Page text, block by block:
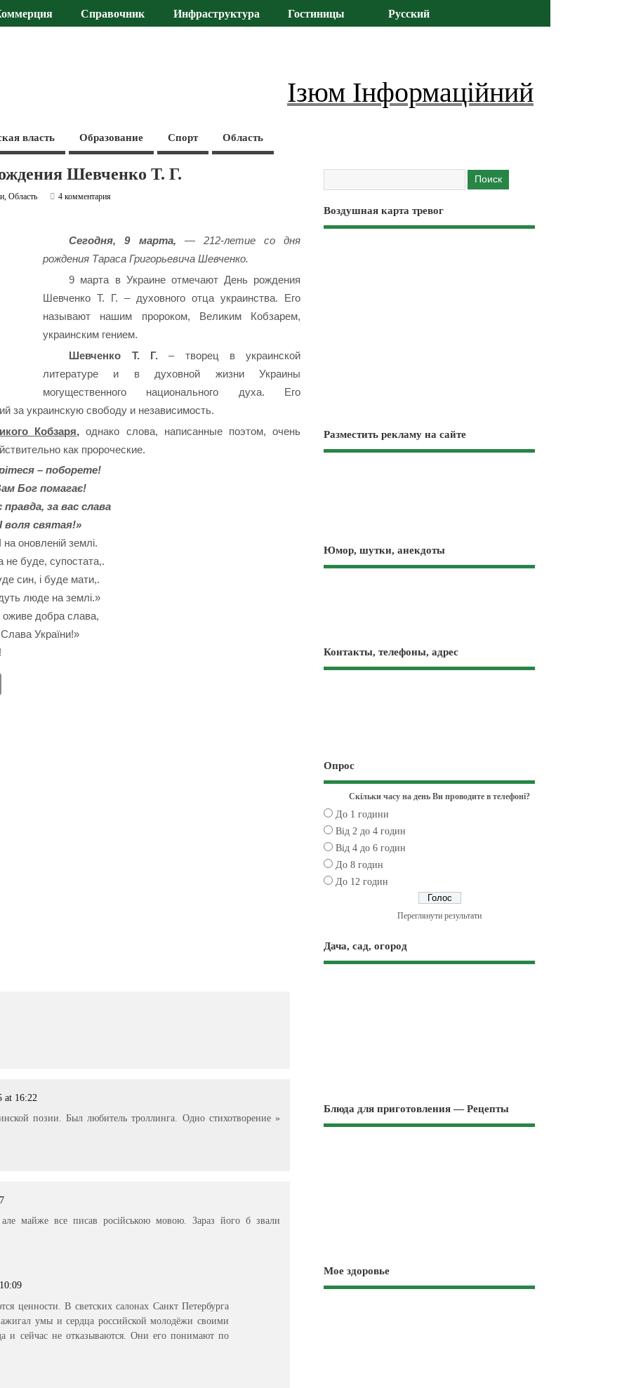
Справочник Инфраструктура Гостиницы Русский
Ізюм Інформаційний
власть Образование Спорт Область
Шевченко Т. Г.
,Область
4 комментария
Сегодня, 9 марта, — 212-летие со дня
рождения Тараса Григорьевича Шевченко.
9 марта в Украине отмечают День рождения
Шевченко Т. Г. – духовного отца украинства. Его
называют нашим пророком, Великим Кобзарем,
украинским гением.
Шевченко Т. Г.– творец в украинской
литературе и в духовной жизни Украины
могущественного национального духа. Его
за украинскую свободу и независимость.
Кобзаря, однако слова, написанные поэтом, очень
как пророческие.
– поборете!
Бог помагає!
правда, за вас слава
І воля святая!»
оновленій землі.
не буде, супостата,.
син, і буде мати,.
люде на землі.»
добра слава,
Слава України!»
at 16:22
позии. Был любитель троллинга. Одно стихотворение »
але майже все писав російською мовою. Зараз його б звали
ценности. В светских салонах Санкт Петербурга
умы и сердца российской молодёжи своими
и сейчас не отказываются. Они его понимают по
Воздушная карта тревог
Разместить рекламу на сайте
Юмор, шутки, анекдоты
Контакты, телефоны, адрес
Опрос
Скільки часу на день Ви проводите в телефоні?
До 1 години
Від 2 до 4 годин
Від 4 до 6 годин
До 8 годин
До 12 годин
Переглянути результати
Дача, сад, огород
Блюда для приготовления — Рецепты
Мое здоровье